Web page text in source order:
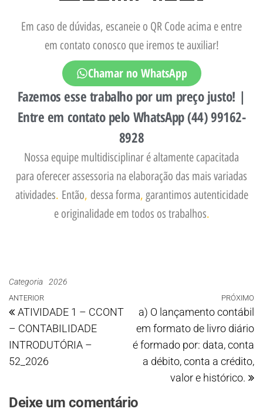
Em caso de dúvidas, escaneie o QR Code acima e entre
em contato conosco que iremos te auxiliar!
Chamar no WhatsApp
Fazemos esse trabalho por um preço justo! |
Entre em contato pelo WhatsApp (44) 99162-
8928
Nossa equipe multidisciplinar é altamente capacitada
para oferecer assessoria na elaboração das mais variadas
atividades. Então, dessa forma, garantimos autenticidade
e originalidade em todos os trabalhos.
Categoria 2026
ANTERIOR
ATIVIDADE 1 – CCONT
– CONTABILIDADE
INTRODUTÓRIA –
52_2026
PRÓXIMO
a) O lançamento contábil
em formato de livro diário
é formado por: data, conta
a débito, conta a crédito,
valor e histórico.
Deixe um comentário